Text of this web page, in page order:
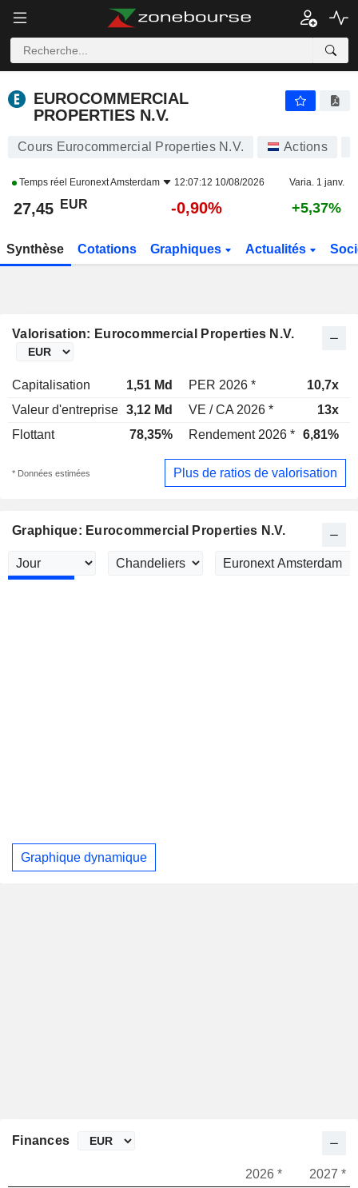
EUROCOMMERCIAL
PROPERTIES N.V.
Cours Eurocommercial Properties N.V. Actions
Temps réel Euronext Amsterdam 12:07:12 10/08/2026 Varia. 1 janv.
27,45 EUR -0,90% +5,37%
Synthèse Cotations Graphiques Actualités
Valorisation: Eurocommercial Properties N.V.
Capitalisation 1,51 Md PER 2026 * 10,7x
Valeur d'entreprise 3,12 Md VE / CA 2026 * 13x
Flottant
78,35% Rendement 2026 * 6,81%
* Données estimées Plus de ratios de valorisation
Graphique: Eurocommercial Properties N.V.
Graphique dynamique
Finances
2026 *
2027 *